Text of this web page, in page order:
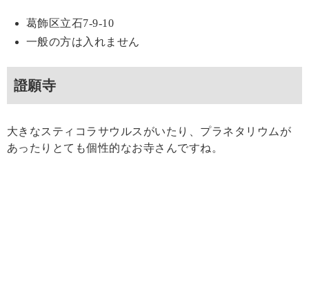
葛飾区立石7-9-10
一般の方は入れません
證願寺
大きなスティコラサウルスがいたり、プラネタリウムが
あったりとても個性的なお寺さんですね。